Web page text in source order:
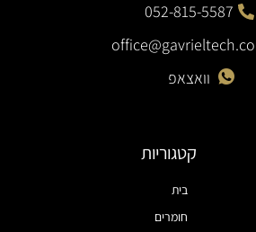
052-815-5587
וואצאפ
קטגוריות
בית
חומרים